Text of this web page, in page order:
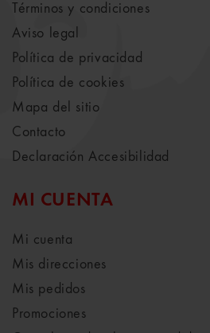
Términos y condiciones
Aviso legal
Política de privacidad
Política de cookies
Mapa del sitio
Contacto
Declaración Accesibilidad
MI CUENTA
Mi cuenta
Mis direcciones
Mis pedidos
Promociones